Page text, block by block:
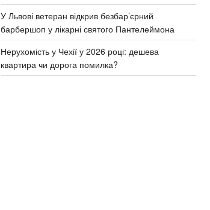
У Львові ветеран відкрив безбар’єрний
барбершоп у лікарні святого Пантелеймона
Нерухомість у Чехії у 2026 році: дешева
квартира чи дорога помилка?